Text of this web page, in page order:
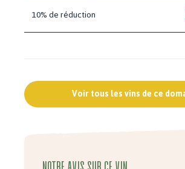
10% de réduction
Voir tous les vins de ce